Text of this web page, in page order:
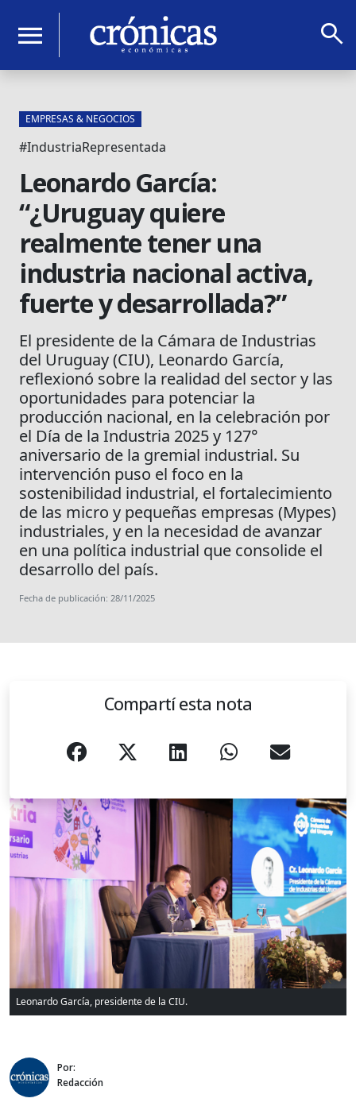
menu search
EMPRESAS & NEGOCIOS
#IndustriaRepresentada
Leonardo García:
“¿Uruguay quiere
realmente tener una
industria nacional activa,
fuerte y desarrollada?”
El presidente de la Cámara de Industrias
del Uruguay (CIU), Leonardo García,
reflexionó sobre la realidad del sector y las
oportunidades para potenciar la
producción nacional, en la celebración por
el Día de la Industria 2025 y 127°
aniversario de la gremial industrial. Su
intervención puso el foco en la
sostenibilidad industrial, el fortalecimiento
de las micro y pequeñas empresas (Mypes)
industriales, y en la necesidad de avanzar
en una política industrial que consolide el
desarrollo del país.
Fecha de publicación: 28/11/2025
Compartí esta nota
Leonardo García, presidente de la CIU.
Por:
Redacción